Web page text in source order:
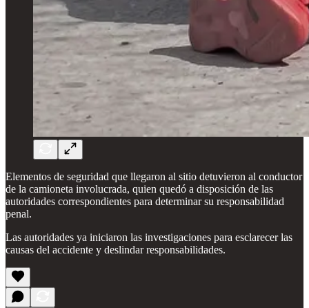
Elementos de seguridad que llegaron al sitio detuvieron al conductor
de la camioneta involucrada, quien quedó a disposición de las
autoridades correspondientes para determinar su responsabilidad
penal.
Las autoridades ya iniciaron las investigaciones para esclarecer las
causas del accidente y deslindar responsabilidades.